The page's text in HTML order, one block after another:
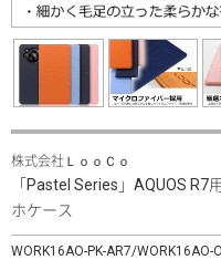
株式会社ＬｏｏＣｏ
「Pastel Series」AQUOS
ホケース
WORK16AO-PK-AR7/WORK16AO-